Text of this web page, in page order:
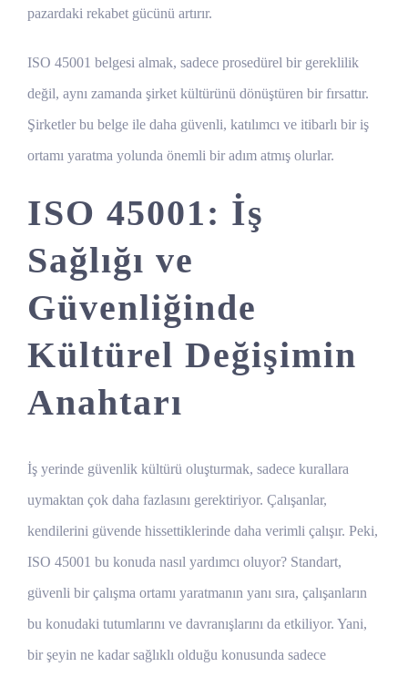
pazardaki rekabet gücünü artırır.
ISO 45001 belgesi almak, sadece prosedürel bir gereklilik
değil, aynı zamanda şirket kültürünü dönüştüren bir fırsattır.
Şirketler bu belge ile daha güvenli, katılımcı ve itibarlı bir iş
ortamı yaratma yolunda önemli bir adım atmış olurlar.
ISO 45001: İş
Sağlığı ve
Güvenliğinde
Kültürel Değişimin
Anahtarı
İş yerinde güvenlik kültürü oluşturmak, sadece kurallara
uymaktan çok daha fazlasını gerektiriyor. Çalışanlar,
kendilerini güvende hissettiklerinde daha verimli çalışır. Peki,
ISO 45001 bu konuda nasıl yardımcı oluyor? Standart,
güvenli bir çalışma ortamı yaratmanın yanı sıra, çalışanların
bu konudaki tutumlarını ve davranışlarını da etkiliyor. Yani,
bir şeyin ne kadar sağlıklı olduğu konusunda sadece